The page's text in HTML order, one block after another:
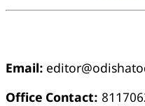
Email:
Office Contact: